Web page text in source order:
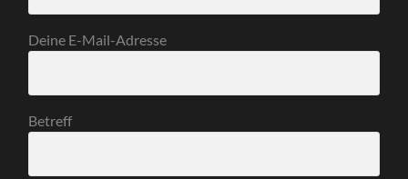
Deine E-Mail-Adresse
Betreff